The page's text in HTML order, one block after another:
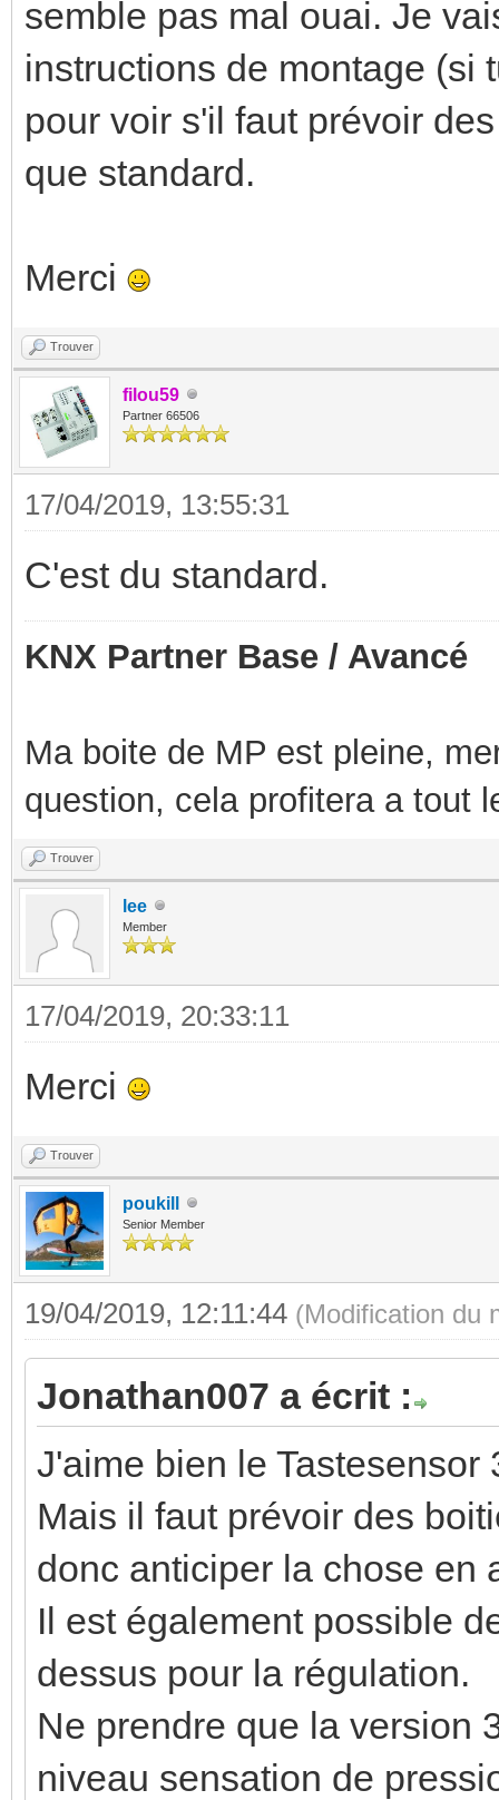
semble pas mal ouai. Je
instructions de montage (si
pour voir s'il faut prévoir
que standard.
Merci
Trouver
filou59
Partner 66506
17/04/2019, 13:55:31
C'est du standard.
KNX Partner Base / Avancé
Ma boite de MP est pleine,
question, cela profitera a tout
Trouver
lee
Member
17/04/2019, 20:33:11
Merci
Trouver
poukill
Senior Member
19/04/2019, 12:11:44 (Modification du
Jonathan007 a écrit :
J'aime bien le Tastesensor
Mais il faut prévoir des
donc anticiper la chose en
Il est également possible
dessus pour la régulation.
Ne prendre que la version
niveau sensation de